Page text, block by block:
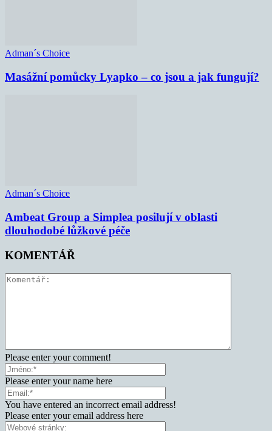
Adman´s Choice
Masážní pomůcky Lyapko – co jsou a jak fungují?
Adman´s Choice
Ambeat Group a Simplea posilují v oblasti
dlouhodobé lůžkové péče
KOMENTÁŘ
Please enter your comment!
Please enter your name here
You have entered an incorrect email address!
Please enter your email address here